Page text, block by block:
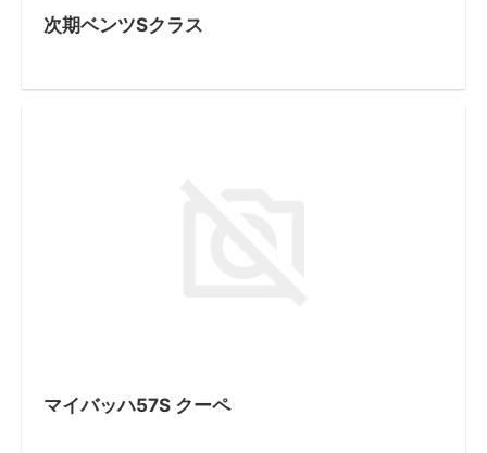
次期ベンツSクラス
マイバッハ57S クーペ